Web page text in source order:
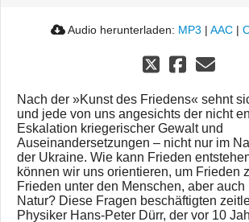
Audio herunterladen: MP3 | AAC |
Nach der »Kunst des Friedens« sehnt
und jede von uns angesichts der nicht
Eskalation kriegerischer Gewalt und
Auseinandersetzungen – nicht nur im
der Ukraine. Wie kann Frieden
können wir uns orientieren, um Frieden
Frieden unter den Menschen, aber
Natur? Diese Fragen beschäftigten
Physiker Hans-Peter Dürr, der vor 10